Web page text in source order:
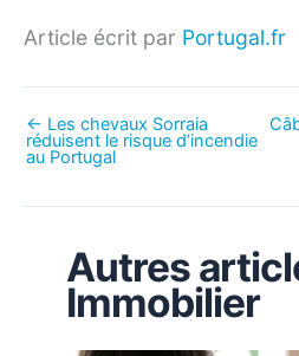
Article écrit par Portugal.fr
← Les chevaux Sorraia
réduisent le risque d’incendie
au Portugal
Autres
Immobilier